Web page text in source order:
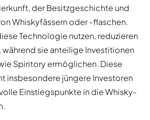
der Besitzgeschichte und
Whiskyfässern oder -flaschen.
Technologie nutzen, reduzieren
sie anteilige Investitionen
Spiritory ermöglichen. Diese
insbesondere jüngere Investoren
Einstiegspunkte in die Whisky-